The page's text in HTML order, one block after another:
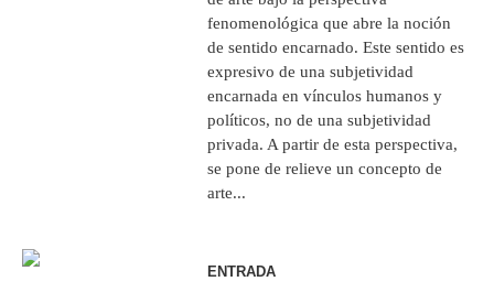
fenomenológica que abre la noción
de sentido encarnado. Este sentido es
expresivo de una subjetividad
encarnada en vínculos humanos y
políticos, no de una subjetividad
privada. A partir de esta perspectiva,
se pone de relieve un concepto de
arte...
ENTRADA